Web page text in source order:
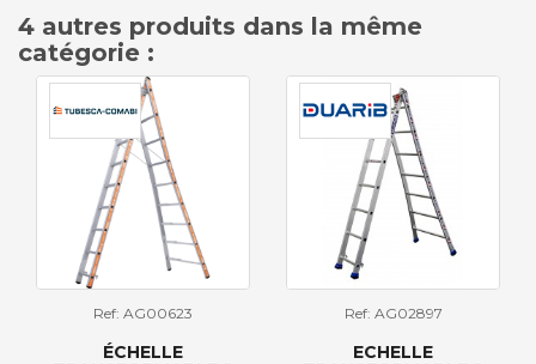
4 autres produits dans la même
catégorie :
Ref: AG00623
ÉCHELLE
Ref: AG02897
ECHELLE